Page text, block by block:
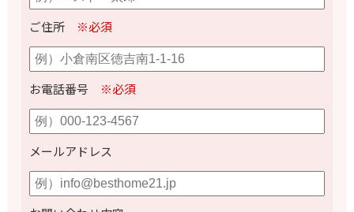
ご住所 ※必須
お電話番号 ※必須
メールアドレス